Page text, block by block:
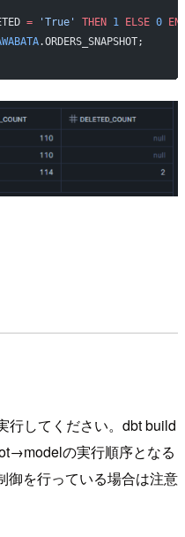
= 'True' THEN 1 ELSE 0
.ORDERS_SNAPSHOT;
行してください。dbt build
の実行順序となる
御を行っている場合は注意